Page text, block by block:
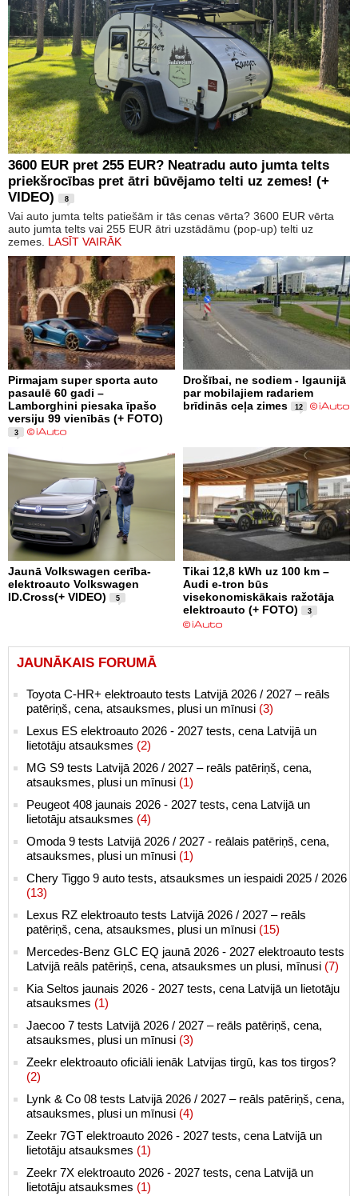
3600 EUR pret 255 EUR? Neatradu auto jumta telts
priekšrocības pret ātri būvējamo telti uz zemes! (+
VIDEO)
8
Vai auto jumta telts patiešām ir tās cenas vērta? 3600 EUR vērta
auto jumta telts vai 255 EUR ātri uzstādāmu (pop-up) telti uz
zemes. LASĪT VAIRĀK
Pirmajam super sporta auto
pasaulē 60 gadi –
Lamborghini piesaka īpašo
versiju 99 vienībās (+ FOTO)
3
Drošībai, ne sodiem - Igaunijā
par mobilajiem radariem
brīdinās ceļa zimes
12
Jaunā Volkswagen cerība-
elektroauto Volkswagen
ID.Cross(+ VIDEO)
5
Tikai 12,8 kWh uz 100 km –
Audi e-tron būs
visekonomiskākais ražotāja
elektroauto (+ FOTO)
3
JAUNĀKAIS FORUMĀ
Toyota C-HR+ elektroauto tests Latvijā 2026 / 2027 – reāls
patēriņš, cena, atsauksmes, plusi un mīnusi (3)
Lexus ES elektroauto 2026 - 2027 tests, cena Latvijā un
lietotāju atsauksmes (2)
MG S9 tests Latvijā 2026 / 2027 – reāls patēriņš, cena,
atsauksmes, plusi un mīnusi (1)
Peugeot 408 jaunais 2026 - 2027 tests, cena Latvijā un
lietotāju atsauksmes (4)
Omoda 9 tests Latvijā 2026 / 2027 - reālais patēriņš, cena,
atsauksmes, plusi un mīnusi (1)
Chery Tiggo 9 auto tests, atsauksmes un iespaidi 2025 / 2026
(13)
Lexus RZ elektroauto tests Latvijā 2026 / 2027 – reāls
patēriņš, cena, atsauksmes, plusi un mīnusi (15)
Mercedes-Benz GLC EQ jaunā 2026 - 2027 elektroauto tests
Latvijā reāls patēriņš, cena, atsauksmes un plusi, mīnusi (7)
Kia Seltos jaunais 2026 - 2027 tests, cena Latvijā un lietotāju
atsauksmes (1)
Jaecoo 7 tests Latvijā 2026 / 2027 – reāls patēriņš, cena,
atsauksmes, plusi un mīnusi (3)
Zeekr elektroauto oficiāli ienāk Latvijas tirgū, kas tos tirgos?
(2)
Lynk & Co 08 tests Latvijā 2026 / 2027 – reāls patēriņš, cena,
atsauksmes, plusi un mīnusi (4)
Zeekr 7GT elektroauto 2026 - 2027 tests, cena Latvijā un
lietotāju atsauksmes (1)
Zeekr 7X elektroauto 2026 - 2027 tests, cena Latvijā un
lietotāju atsauksmes (1)